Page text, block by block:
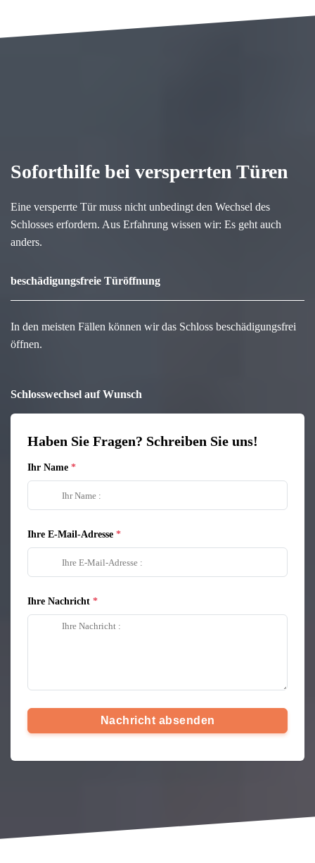
Soforthilfe bei versperrten Türen
Eine versperrte Tür muss nicht unbedingt den Wechsel des
Schlosses erfordern. Aus Erfahrung wissen wir: Es geht auch
anders.
beschädigungsfreie Türöffnung
In den meisten Fällen können wir das Schloss beschädigungsfrei
öffnen.
Schlosswechsel auf Wunsch
Haben Sie Fragen? Schreiben Sie uns!
Ihr Name
Ihre E-Mail-Adresse
Ihre Nachricht
Nachricht absenden